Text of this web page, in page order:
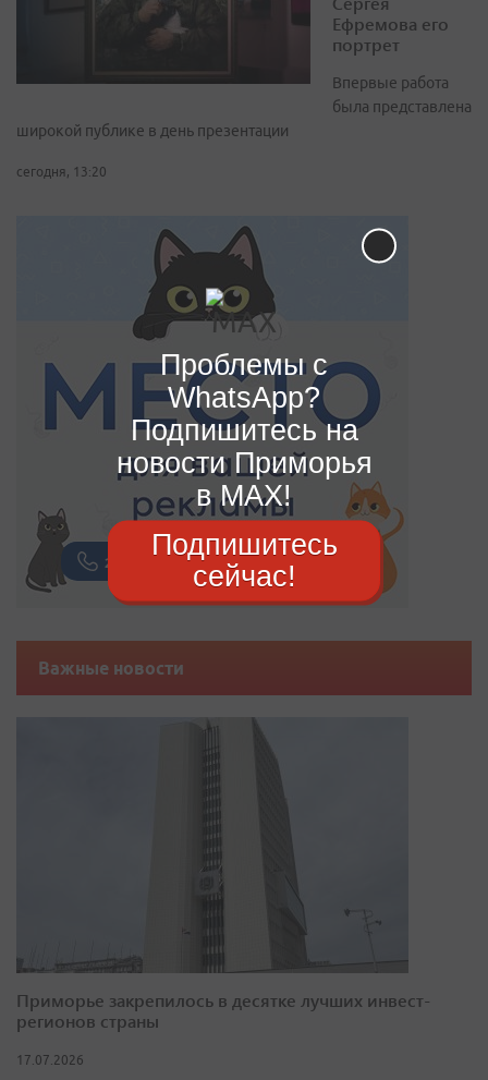
Ефремова его
портрет
Впервые работа
была представлена
широкой публике в день презентации
сегодня, 13:20
Важные новости
Приморье закрепилось в десятке лучших инвест-
регионов страны
17.07.2026
Проблемы с
WhatsApp?
Подпишитесь на
новости Приморья
в MAX!
Подпишитесь
сейчас!